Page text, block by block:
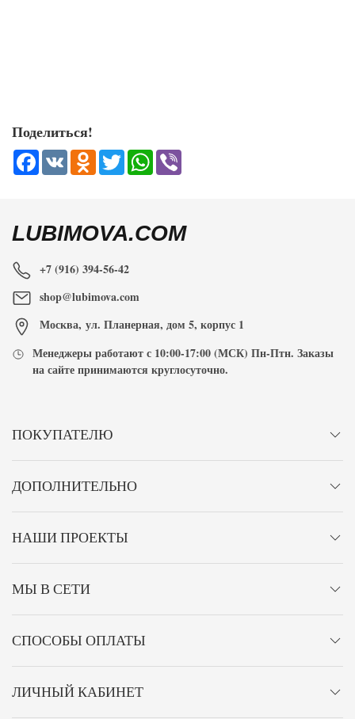
Поделиться!
Facebook
VK Odnoklassniki
TwitterWhatsApp
LUBIMOVA.COM
+7 (916) 394-56-42
shop@lubimova.com
Москва, ул. Планерная, дом 5, корпус 1
Менеджеры работают с 10:00-17:00(МСК) Пн-Птн. Заказы
на сайте принимаются круглосуточно.
ПОКУПАТЕЛЮ
ДОПОЛНИТЕЛЬНО
НАШИ ПРОЕКТЫ
МЫ В СЕТИ
СПОСОБЫ ОПЛАТЫ
ЛИЧНЫЙ КАБИНЕТ